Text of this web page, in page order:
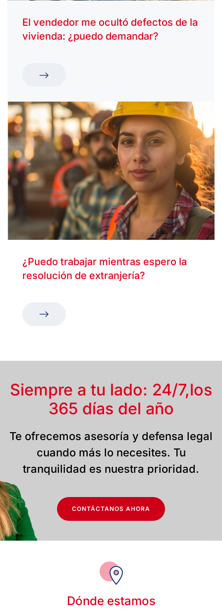
El vendedor me ocultó defectos de la
vivienda: ¿puedo demandar?
¿Puedo trabajar mientras espero la
resolución de extranjería?
Siempre a tu lado: 24/7,los
365 días del año
Te ofrecemos asesoría y defensa legal
cuando más lo necesites. Tu
tranquilidad es nuestra prioridad.
CONTÁCTANOS AHORA
Dónde estamos